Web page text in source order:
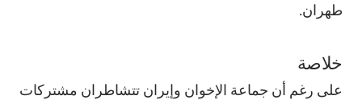
طهران.
خلاصة
على رغم أن جماعة الإخوان وإيران تتشاطران مشتركات